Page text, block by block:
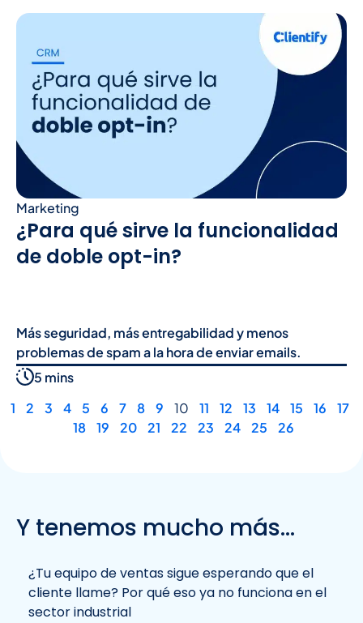
Marketing
¿Para qué sirve la funcionalidad
de doble opt-in?
Más seguridad, más entregabilidad y menos
problemas de spam a la hora de enviar emails.
5 mins
1
2 3 4 5 6 7 8 9 10 11 12 13 14 15 16
17
18
19 20 21 22 23 24 25 26
Y tenemos mucho más...
¿Tu equipo de ventas sigue esperando que el
cliente llame? Por qué eso ya no funciona en el
sector industrial